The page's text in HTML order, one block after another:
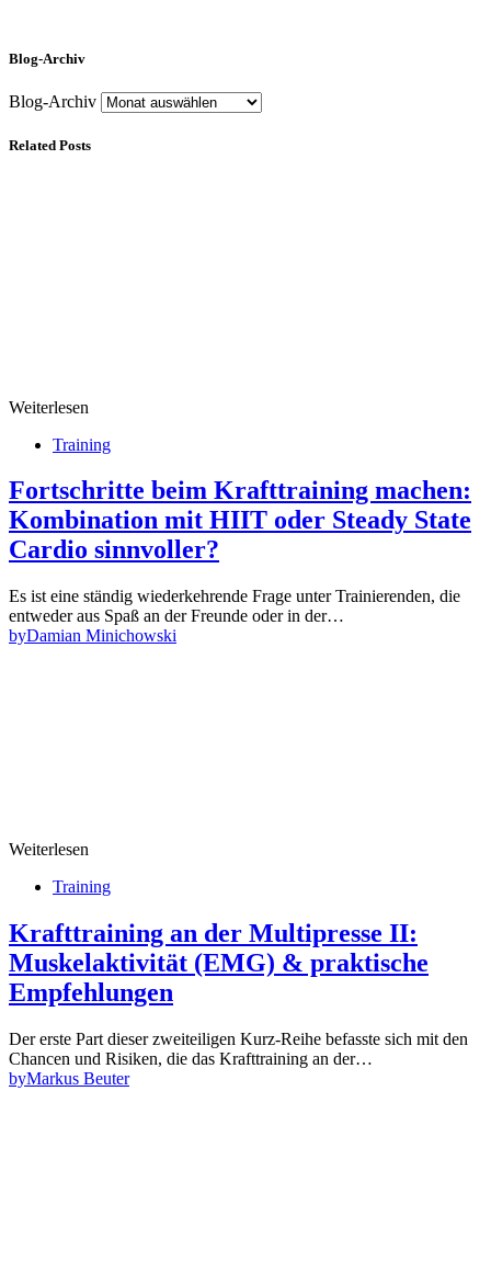
Blog-Archiv
Blog-Archiv
Related Posts
Weiterlesen
Training
Fortschritte beim Krafttraining machen:
Kombination mit HIIT oder Steady State
Cardio sinnvoller?
Es ist eine ständig wiederkehrende Frage unter Trainierenden, die
entweder aus Spaß an der Freunde oder in der…
byDamian Minichowski
Weiterlesen
Training
Krafttraining an der Multipresse II:
Muskelaktivität (EMG) & praktische
Empfehlungen
Der erste Part dieser zweiteiligen Kurz-Reihe befasste sich mit den
Chancen und Risiken, die das Krafttraining an der…
byMarkus Beuter